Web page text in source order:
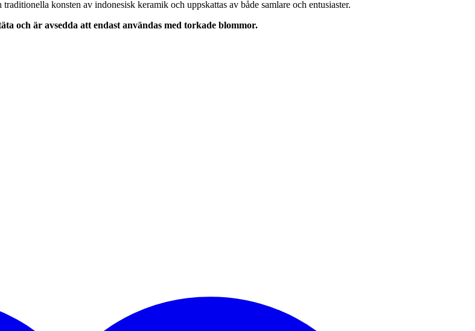
konsten av indonesisk keramik och uppskattas av både samlare och entusiaster.
och är avsedda att endast användas med torkade blommor.